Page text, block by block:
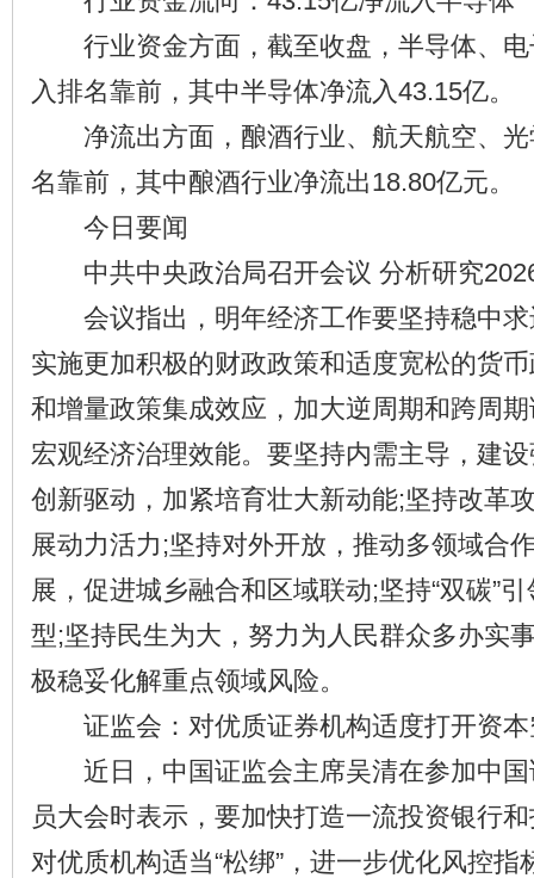
行业资金方面，截至收盘，半导体、电
入排名靠前，其中半导体净流入43.15亿。
净流出方面，酿酒行业、航天航空、光
名靠前，其中酿酒行业净流出18.80亿元。
今日要闻
中共中央政治局召开会议 分析研究
会议指出，明年经济工作要坚持稳中求
实施更加积极的财政政策和适度宽松的货
和增量政策集成效应，加大逆周期和跨周
宏观经济治理效能。要坚持内需主导，建
创新驱动，加紧培育壮大新动能;坚持改革
展动力活力;坚持对外开放，推动多领域合
展，促进城乡融合和区域联动;坚持“双碳”
型;坚持民生为大，努力为人民群众多办实
极稳妥化解重点领域风险。
证监会：对优质证券机构适度打开资本
近日，中国证监会主席吴清在参加中国
员大会时表示，要加快打造一流投资银行
对优质机构适当“松绑”，进一步优化风控